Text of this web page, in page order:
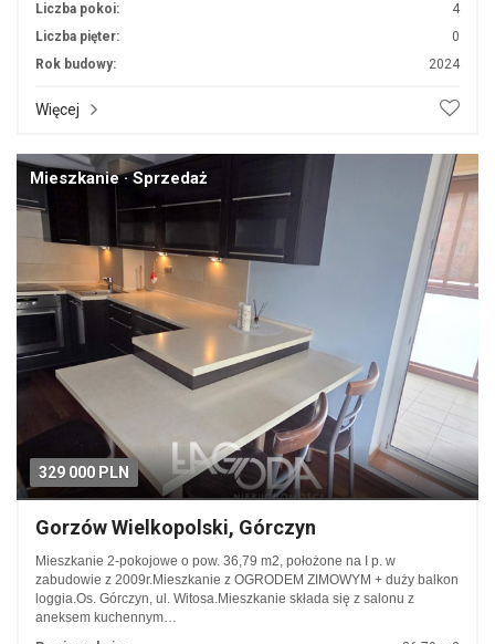
Liczba pokoi:
4
Liczba pięter:
0
Rok budowy:
2024
Więcej
329 000 PLN
Mieszkanie · Sprzedaż
Gorzów Wielkopolski, Górczyn
Mieszkanie 2-pokojowe o pow. 36,79 m2, położone na I p. w
zabudowie z 2009r.Mieszkanie z OGRODEM ZIMOWYM + duży balkon
loggia.Os. Górczyn, ul. Witosa.Mieszkanie składa się z salonu z
aneksem kuchennym…